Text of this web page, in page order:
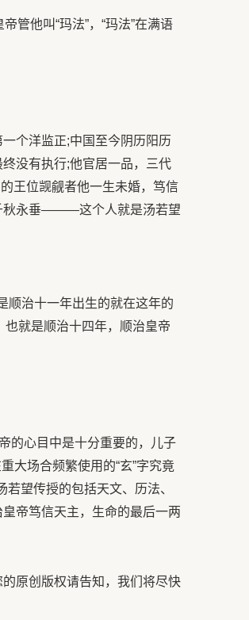
他叫“玛法”，“玛法”在满语
个洋监正;中国至今阴历阳历
没有执行;他官居一品，三代
王位觊觎者他一生未婚，笃信
秋永垂———这个人就是汤若望
治十一年出生的就在这年的
也就是顺治十四年，顺治皇帝
的心目中是十分重要的，儿子
大场合频繁使用的“玄”字究竟
若望传授的包括天文、历法、
帝笃信天主，生命的最后一两
原创版权请告知，我们将尽快